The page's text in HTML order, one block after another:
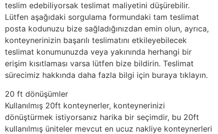
teslim edebiliyorsak teslimat maliyetini düşürebilir.
Lütfen aşağıdaki sorgulama formundaki tam teslimat
posta kodunuzu bize sağladığınızdan emin olun, ayrıca,
konteynerinizin başarılı teslimatını etkileyebilecek
teslimat konumunuzda veya yakınında herhangi bir
erişim kısıtlaması varsa lütfen bize bildirin. Teslimat
sürecimiz hakkında daha fazla bilgi için buraya tıklayın.
20 ft dönüşümler
Kullanılmış 20ft konteynerler, konteynerinizi
dönüştürmek istiyorsanız harika bir seçimdir, bu 20ft
kullanılmış üniteler mevcut en ucuz nakliye konteynerleri